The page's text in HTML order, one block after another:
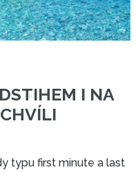
typu first minute a last